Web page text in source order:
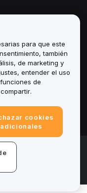
de cookies
para que este
también
de marketing y
entender el uso
de
cookies
adicionales